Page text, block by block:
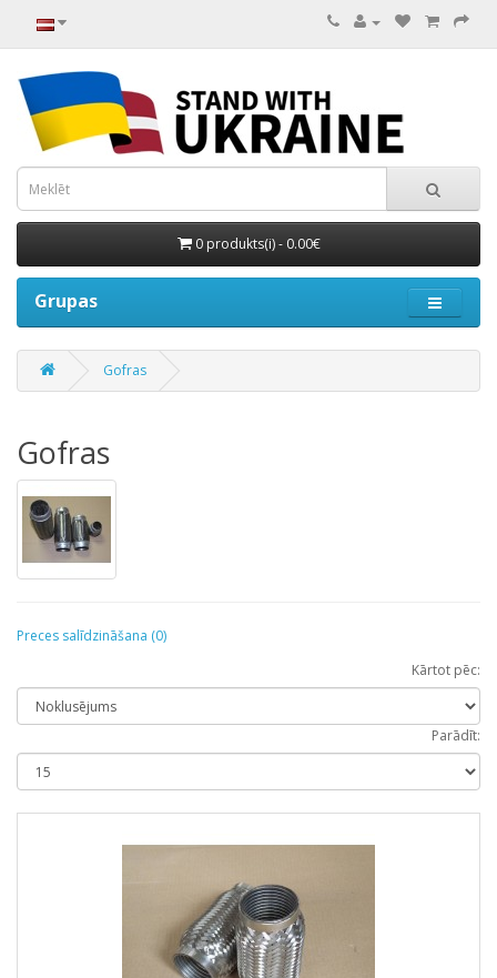
0 produkts(i) - 0.00€
Grupas
Gofras
Gofras
Preces salīdzināšana (0)
Kārtot pēc:
Parādīt: